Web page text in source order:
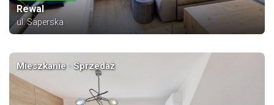
Rewal
ul. Saperska
Mieszkanie · Sprzedaż